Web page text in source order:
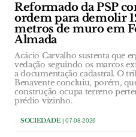
Reformado da PSP
ordem para demolir
metros de muro em
Almada
Acácio Carvalho sustenta que
vedação seguindo os marcos
a documentação cadastral. O
Benavente concluiu, porém,
construção ocupa terreno
prédio vizinho.
SOCIEDADE| 07-08-2026